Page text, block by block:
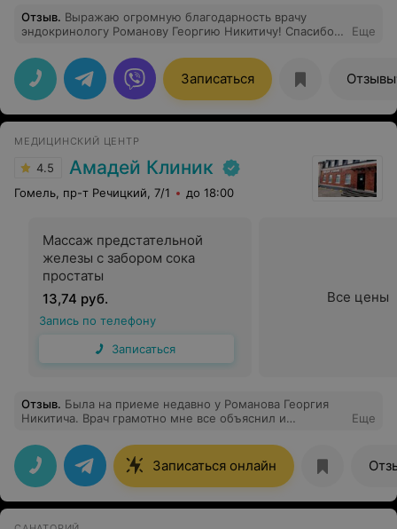
Отзыв. Выражаю огромную благодарность врачу
эндокринологу Романову Георгию Никитичу! Спасибо
индивидуальный подход, чуткость и внимательность,
умение доступно объяснять сложные медицинские
термины! Хочу отметить комфортную атмосферу,
вежливых медицинских работников мед. центра ЭМИ!
Впечатления только положительные!
Еще
Записаться Отзывы
МЕДИЦИНСКИЙ ЦЕНТР
4.5 Амадей Клиник
Гомель, пр-т Речицкий, 7/1 до 18:00
Массаж предстательной
железы с забором сока
простаты
13,74 руб.
Запись по телефону
Записаться
Все цены
Отзыв. Была на приеме недавно у Романова Георгия
Никитича. Врач грамотно мне все объяснил и
удивлена такому подходу к пациенту. Буду обращаться
еще раз. Квалифицированный специалист и очень
приятный доктор. Осталась под приятным
впечатлением. Рекомендую.
Еще
Записаться онлайн